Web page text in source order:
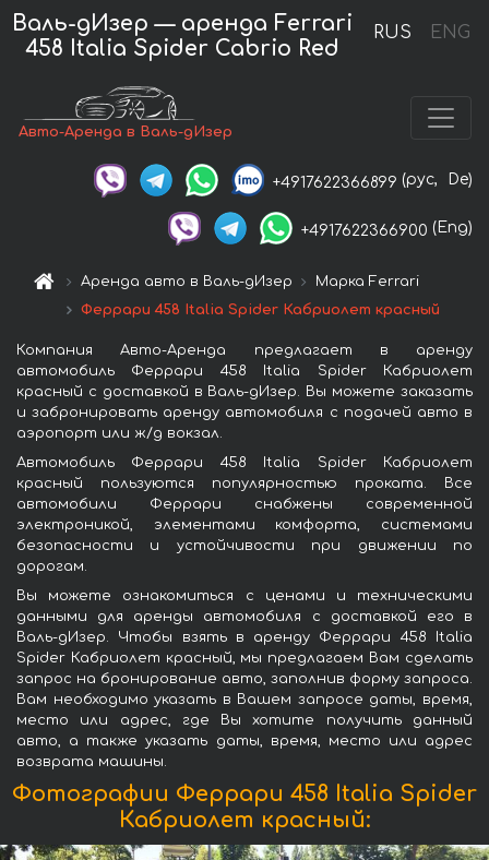
RUS ENG
Валь-дИзер — аренда Ferrari
458 Italia Spider Cabrio Red
Авто-Аренда в Валь-дИзер
+4917622366899 (рус, De)
+4917622366900 (Eng)
Аренда авто в Валь-дИзер
Марка Ferrari
Феррари 458 Italia Spider Кабриолет красный
Компания Авто-Аренда предлагает в аренду
автомобиль Феррари 458 Italia Spider Кабриолет
красный с доставкой в Валь-дИзер. Вы можете заказать
и забронировать аренду автомобиля с подачей авто в
аэропорт или ж/д вокзал.
Автомобиль Феррари 458 Italia Spider Кабриолет
красный пользуются популярностью проката. Все
автомобили Феррари снабжены современной
электроникой, элементами комфорта, системами
безопасности и устойчивости при движении по
дорогам.
Вы можете ознакомиться с ценами и техническими
данными для аренды автомобиля с доставкой его в
Валь-дИзер. Чтобы взять в аренду Феррари 458 Italia
Spider Кабриолет красный, мы предлагаем Вам сделать
запрос на бронирование авто, заполнив форму запроса.
Вам необходимо указать в Вашем запросе даты, время,
место или адрес, где Вы хотите получить данный
авто, а также указать даты, время, место или адрес
возврата машины.
Фотографии Феррари 458 Italia Spider
Кабриолет красный: